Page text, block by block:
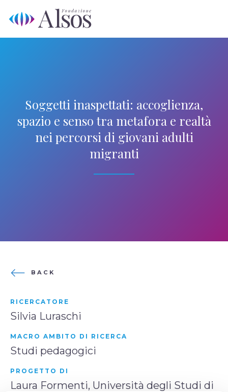
content
Soggetti inaspettati: accoglienza,
spazio e senso tra metafora e realtà
nei percorsi di giovani adulti
migranti
BACK
RICERCATORE
Silvia Luraschi
MACRO AMBITO DI RICERCA
Studi pedagogici
PROGETTO DI
Laura Formenti, Università degli Studi di